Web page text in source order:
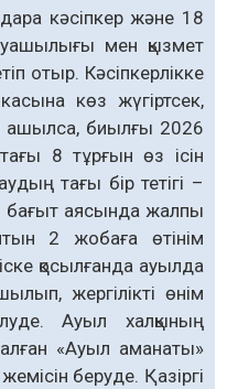
кәсіпкер және 18
мен қызмет
отыр. Кәсіпкерлікке
көз жүгіртсек,
биылғы 2026
8 тұрғын өз ісін
тағы бір тетігі –
бағыт аясында жалпы
2 жобаға өтінім
қосылғанда ауылда
жергілікті өнім
Ауыл халқының
«Ауыл аманаты»
беруде. Қазіргі